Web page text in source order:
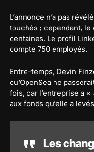
L’annonce n’a pas
touchés ; cependant,
centaines. Le profil
compte 750 employés.
Entre-temps, Devin
qu’OpenSea ne
fois, car l’entreprise a «
aux fonds qu’elle a
Les